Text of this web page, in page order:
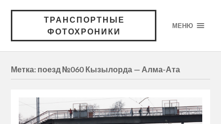
ТРАНСПОРТНЫЕ
ФОТОХРОНИКИ
МЕНЮ
Метка: поезд №060 Кызылорда — Алма-Ата